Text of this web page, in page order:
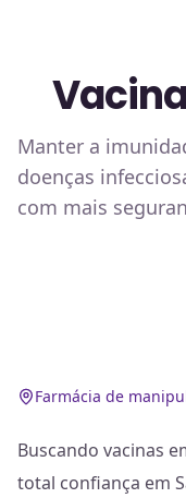
Manter a
doenças
com mais
Farmácia de
Buscando vacinas
total confiança em